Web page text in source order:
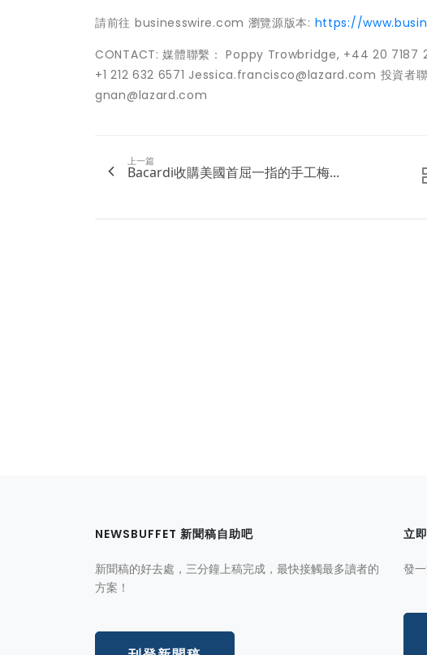
請前往 businesswire.com 瀏覽源版本: https://
CONTACT: 媒體聯繫： Poppy Trowbridge, +44 20
+1 212 632 6571 Jessica.francisco@lazard.com 投資
gnan@lazard.com
上一篇
Bacardi收購美國首屈一指的手工梅...
NEWSBUFFET 新聞稿自助吧
新聞稿的好去處，三分鐘上稿完成，最快接觸最多讀者的
方案！
立
發